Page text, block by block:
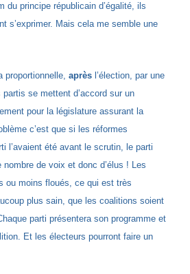
du principe républicain d’égalité, ils
s’exprimer. Mais cela me semble une
proportionnelle,après l’élection, par une
partis se mettent d’accord sur un
pour la législature assurant la
c’est que si les réformes
l’avaient été avant le scrutin, le parti
nombre de voix et donc d’élus ! Les
ou moins floués, ce qui est très
plus sain, que les coalitions soient
parti présentera son programme et
Et les électeurs pourront faire un